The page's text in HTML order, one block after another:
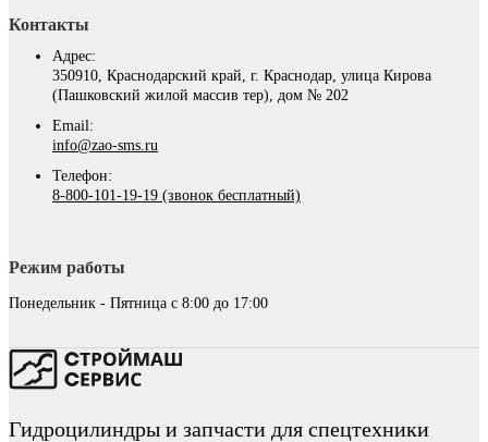
Контакты
Адрес:
350910, Краснодарский край, г. Краснодар, улица Кирова
(Пашковский жилой массив тер), дом № 202
Email:
info@zao-sms.ru
Телефон:
8-800-101-19-19 (звонок бесплатный)
Режим работы
Понедельник - Пятница с 8:00 до 17:00
Гидроцилиндры и запчасти для спецтехники